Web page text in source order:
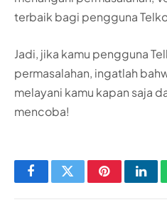
terbaik bagi pengguna
Jadi, jika kamu pengguna
permasalahan, ingatlah
melayani kamu kapan saja
mencoba!
FacebookTwitterPinterest